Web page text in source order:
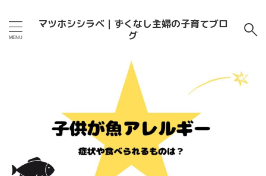
マツホシシラベ｜ずくなし主婦の子育てブロ
グ